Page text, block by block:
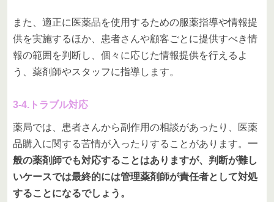
また、適正に医薬品を使用するための服薬指導や情報提
供を実施するほか、患者さんや顧客ごとに提供すべき情
報の範囲を判断し、個々に応じた情報提供を行えるよ
う、薬剤師やスタッフに指導します。
3-4.トラブル対応
薬局では、患者さんから副作用の相談があったり、医薬
品購入に関する苦情が入ったりすることがあります。 一
般の薬剤師でも対応することはありますが、判断が難し
いケースでは最終的には管理薬剤師が責任者として対処
することになるでしょう。